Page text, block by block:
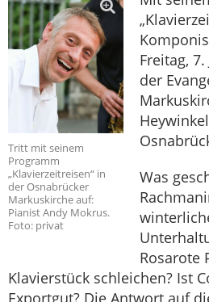
Tritt mit seinem
Programm
„Klavierzeitreisen“ in
der Osnabrücker
Markuskirche auf:
Pianist Andy Mokrus.
Foto: privat
Freitag,
der
Was
Rosarote
Klavierstück schleichen? Ist